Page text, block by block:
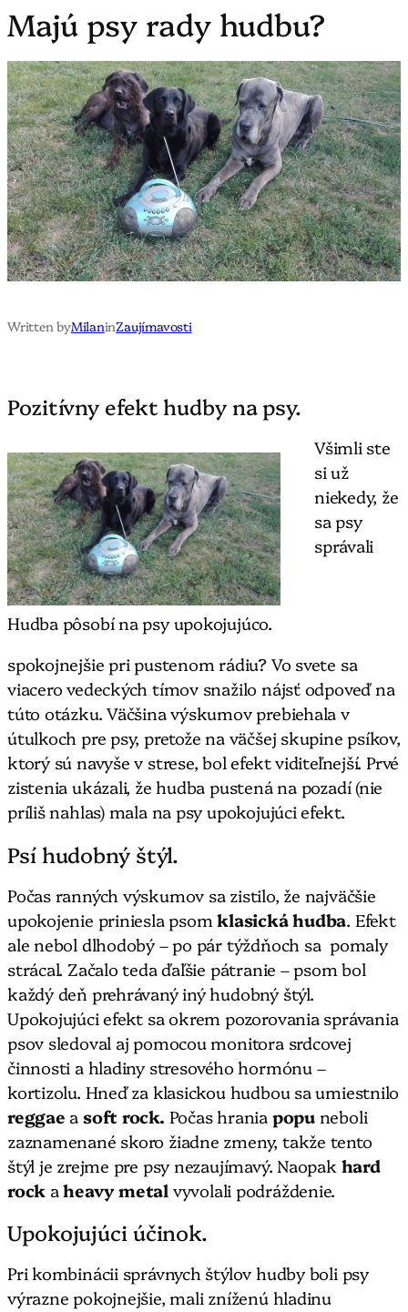
Majú psy rady hudbu?
Written byMilaninZaujímavosti
Pozitívny efekt hudby na psy.
Hudba pôsobí na psy upokojujúco.
Všimli ste
si už
niekedy, že
sa psy
správali
spokojnejšie pri pustenom rádiu? Vo svete sa
viacero vedeckých tímov snažilo nájsť odpoveď na
túto otázku. Väčšina výskumov prebiehala v
útulkoch pre psy, pretože na väčšej skupine psíkov,
ktorý sú navyše v strese, bol efekt viditeľnejší. Prvé
zistenia ukázali, že hudba pustená na pozadí (nie
príliš nahlas) mala na psy upokojujúci efekt.
Psí hudobný štýl.
Počas ranných výskumov sa zistilo, že najväčšie
upokojenie priniesla psomklasická hudba. Efekt
ale nebol dlhodobý – po pár týždňoch sa pomaly
strácal. Začalo teda ďaľšie pátranie – psom bol
každý deň prehrávaný iný hudobný štýl.
Upokojujúci efekt sa okrem pozorovania správania
psov sledoval aj pomocou monitora srdcovej
činnosti a hladiny stresového hormónu –
kortizolu. Hneď za klasickou hudbou sa umiestnilo
reggae asoft rock. Počas hraniapopuneboli
zaznamenané skoro žiadne zmeny, takže tento
štýl je zrejme pre psy nezaujímavý. Naopak hard
rock aheavy metal vyvolali podráždenie.
Upokojujúci účinok.
Pri kombinácii správnych štýlov hudby boli psy
výrazne pokojnejšie, mali zníženú hladinu